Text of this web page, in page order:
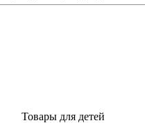
Товары для детей